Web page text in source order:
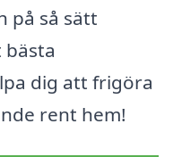
på så sätt
dig att frigöra
rent hem!